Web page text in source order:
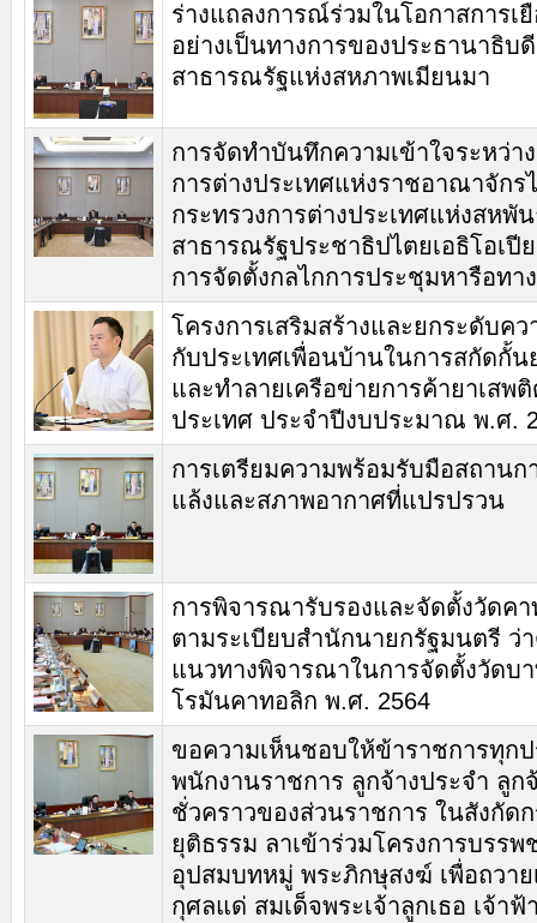
ร่างแถลงการณ์ร่วมในโอกาสการเ
อย่างเป็นทางการของประธานาธิบ
สาธารณรัฐแห่งสหภาพเมียนมา
การจัดทำบันทึกความเข้าใจระหว่า
การต่างประเทศแห่งราชอาณาจักร
กระทรวงการต่างประเทศแห่งสหพั
สาธารณรัฐประชาธิปไตยเอธิโอเปี
การจัดตั้งกลไกการประชุมหารือทา
โครงการเสริมสร้างและยกระดับค
กับประเทศเพื่อนบ้านในการสกัดกั้น
และทำลายเครือข่ายการค้ายาเสพ
ประเทศ ประจำปีงบประมาณ พ.ศ.
การเตรียมความพร้อมรับมือสถาน
แล้งและสภาพอากาศที่แปรปรวน
การพิจารณารับรองและจัดตั้งวัดค
ตามระเบียบสำนักนายกรัฐมนตรี ว่
แนวทางพิจารณาในการจัดตั้งวัดบ
โรมันคาทอลิก พ.ศ. 2564
ขอความเห็นชอบให้ข้าราชการทุกป
พนักงานราชการ ลูกจ้างประจำ ลูก
ชั่วคราวของส่วนราชการ ในสังกัดก
ยุติธรรม ลาเข้าร่วมโครงการบรรพ
อุปสมบทหมู่ พระภิกษุสงฆ์ เพื่อถวาย
กุศลแด่ สมเด็จพระเจ้าลูกเธอ เจ้า